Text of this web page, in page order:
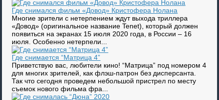
Где снимался фильм «Довод» Кристофера Нолана
Многие зрители с нетерпением ждут выхода триллера
«Довод» (оригинальное название Tenet), который должен
появиться на экранах 15 июля 2020 года, в России – 16
июля. Особенно нетерпели...
Где снимается “Матрица 4”
Приветствую вас, любители кино! “Матрица” под номером 4
для многих зрителей, как флэш-патрон без дисперсанта.
Так что сегодня проведем небольшой пристрел по месту
съемок нового фильма фра...